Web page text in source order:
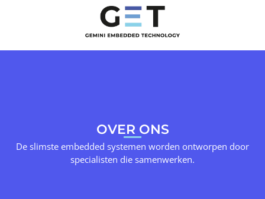
OVER ONS
De slimste embedded systemen worden ontworpen door
specialisten die samenwerken.